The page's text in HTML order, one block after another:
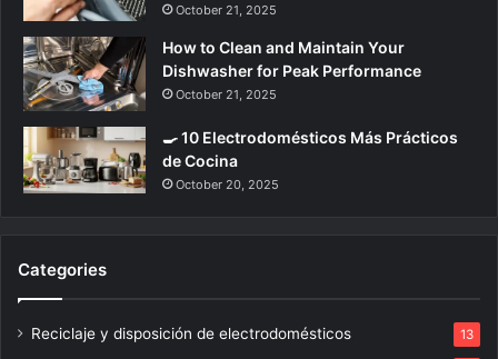
October 21, 2025
How to Clean and Maintain Your
Dishwasher for Peak Performance
October 21, 2025
🍳 10 Electrodomésticos Más Prácticos
de Cocina
October 20, 2025
Categories
Reciclaje y disposición de electrodomésticos 13